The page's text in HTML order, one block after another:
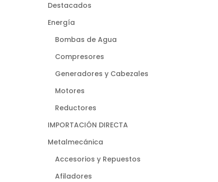
Destacados
Energía
Bombas de Agua
Compresores
Generadores y Cabezales
Motores
Reductores
IMPORTACIÓN DIRECTA
Metalmecánica
Accesorios y Repuestos
Afiladores